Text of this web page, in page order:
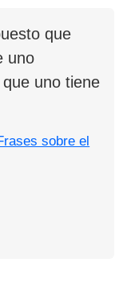
que
uno
uno tiene
sobre el